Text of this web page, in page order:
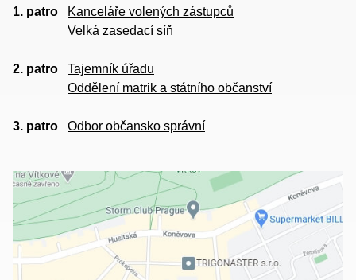
1. patro
Kanceláře volených zástupců
Velká zasedací síň
2. patro
Tajemník úřadu
Oddělení matrik a státního občanství
3. patro Odbor občansko správní